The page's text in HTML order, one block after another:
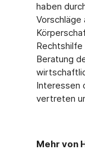
haben
Vorschläge
Beratung
Interessen
vertreten
Mehr von